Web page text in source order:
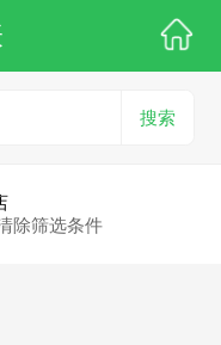
搜索
除筛选条件